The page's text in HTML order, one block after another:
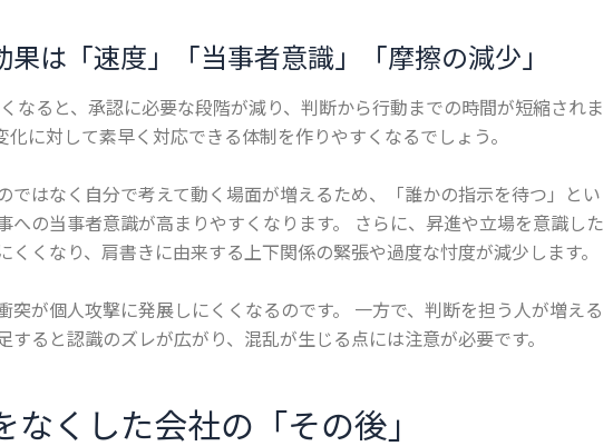
は「速度」「当事者意識」「摩擦の減少」
なると、承認に必要な段階が減り、判断から行動までの時間が短縮されま
化に対して素早く対応できる体制を作りやすくなるでしょう。
ではなく自分で考えて動く場面が増えるため、「誰かの指示を待つ」とい
への当事者意識が高まりやすくなります。 さらに、昇進や立場を意識した
くくなり、肩書きに由来する上下関係の緊張や過度な忖度が減少します。
突が個人攻撃に発展しにくくなるのです。 一方で、判断を担う人が増える
すると認識のズレが広がり、混乱が生じる点には注意が必要です。
なくした会社の「その後」